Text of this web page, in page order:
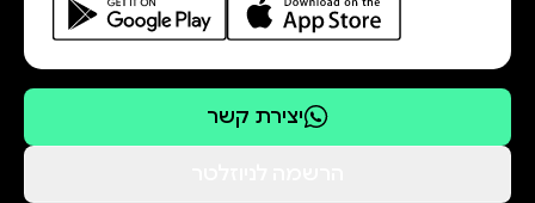
יצירת קשר